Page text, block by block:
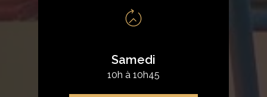
Samedi
10h à 10h45